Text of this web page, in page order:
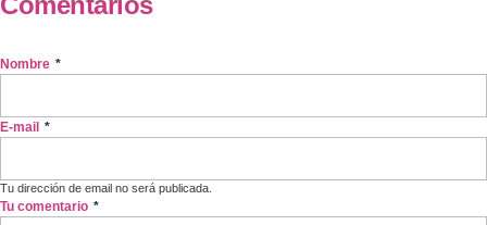
Nombre *
E-mail *
Tu dirección de email no será publicada.
Tu comentario *